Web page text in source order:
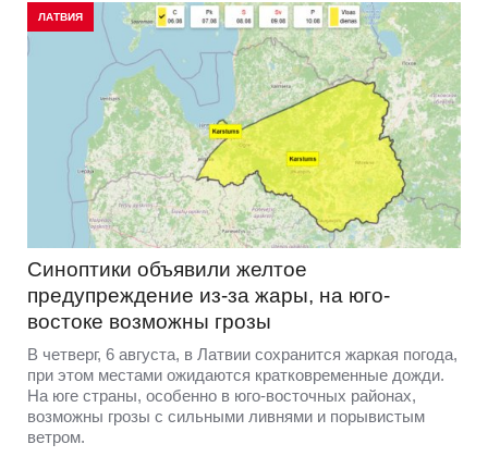
ЛАТВИЯ
Синоптики объявили желтое
предупреждение из-за жары, на юго-
востоке возможны грозы
В четверг, 6 августа, в Латвии сохранится жаркая погода,
при этом местами ожидаются кратковременные дожди.
На юге страны, особенно в юго-восточных районах,
возможны грозы с сильными ливнями и порывистым
ветром.